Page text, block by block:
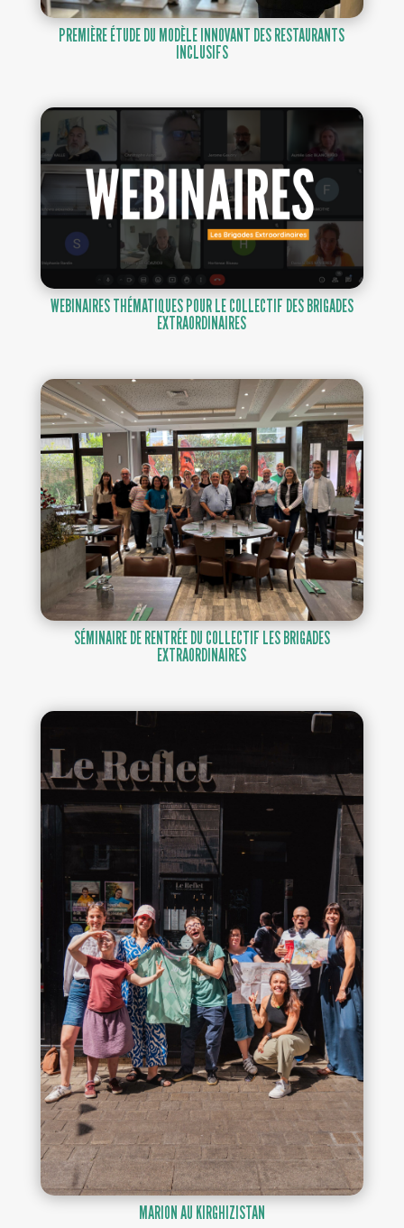
PREMIÈRE ÉTUDE DU MODÈLE INNOVANT DES RESTAURANTS
INCLUSIFS
WEBINAIRES THÉMATIQUES POUR LE COLLECTIF DES BRIGADES
EXTRAORDINAIRES
SÉMINAIRE DE RENTRÉE DU COLLECTIF LES BRIGADES
EXTRAORDINAIRES
MARION AU KIRGHIZISTAN